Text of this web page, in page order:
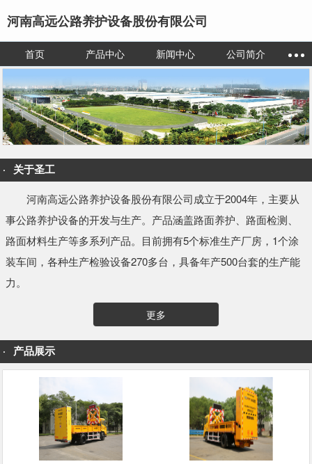
河南高远公路养护设备股份有限公司
首页 产品中心 新闻中心 公司简介
关于圣工
河南高远公路养护设备股份有限公司成立于2004年，主要从
事公路养护设备的开发与生产。产品涵盖路面养护、路面检测、
路面材料生产等多系列产品。目前拥有5个标准生产厂房，1个涂
装车间，各种生产检验设备270多台，具备年产500台套的生产能
力。
更多
产品展示